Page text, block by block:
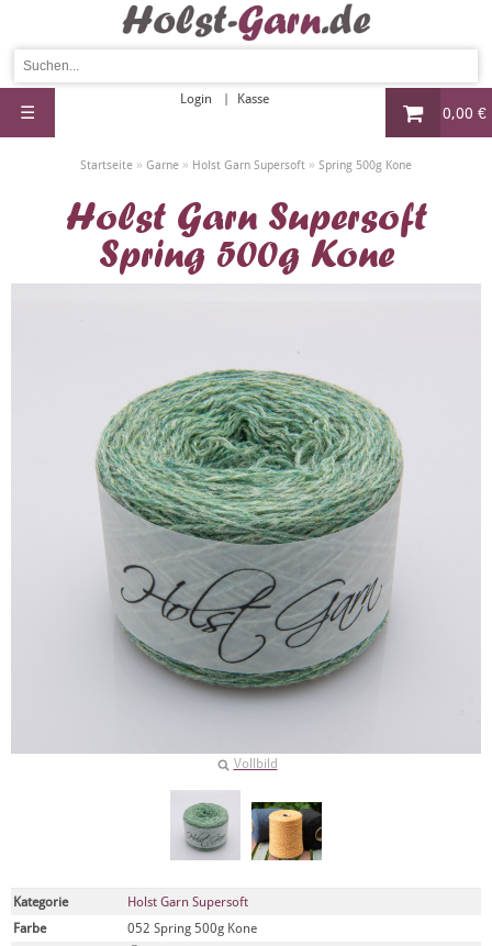
0,00 €
Login Kasse
☰
Startseite » Garne » Holst Garn Supersoft » Spring 500g Kone
Holst Garn Supersoft
Spring 500g Kone
Vollbild
Kategorie
Holst Garn Supersoft
Farbe
052 Spring 500g Kone